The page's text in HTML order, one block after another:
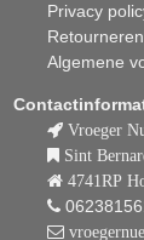
Privacy
Retourneren
Algemene
Sint
4741RP